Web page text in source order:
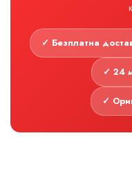
✓ Безплатна
✓ 24
✓